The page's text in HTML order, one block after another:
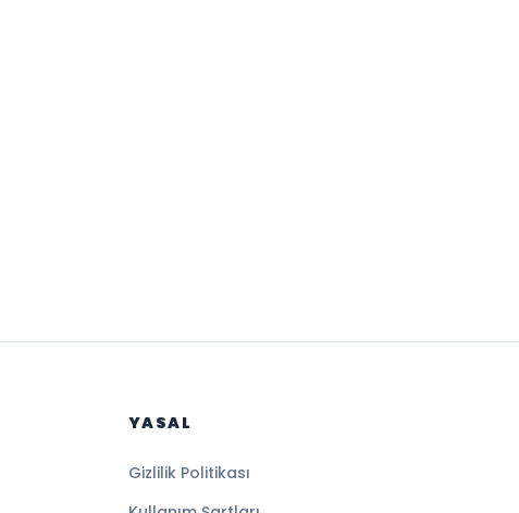
YASAL
Gizlilik Politikası